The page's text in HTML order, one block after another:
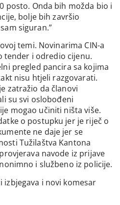
posto. Onda bih možda bio i
bolje bih završio
siguran.”
temi. Novinarima CIN-a
tender i odredio cijenu.
pregled pancira sa kojima
nisu htjeli razgovarati.
zatražio da članovi
su svi oslobođeni
mogao učiniti ništa više.
o postupku jer je riječ o
ne daje jer se
Tužilaštva Kantona
navode iz prijave
i službeno iz policije.
izbjegava i novi komesar